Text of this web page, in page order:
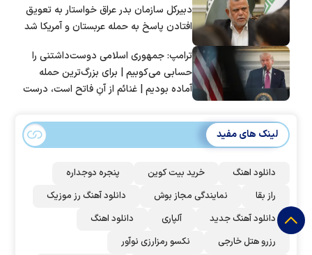
دبیرکل سازمان بدر عراق خواستار به تعویق
افتادن پاسخ به حمله عربستان و آمریکا شد
ترامپ: جمهوری اسلامی دوست‌داشتنی را
حسابی می‌کوبیم | برای بزرگ‌ترین حمله
آماده بودیم | غنائم از آنِ فاتح است، درست
لینک های مفید
دانلود اهنگ خرید بیت کوین
پنجره دوجداره
راز بقا
نمایندگی مجاز بوش
دانلود آهنگ رز‌ موزیک
دانلود آهنگ جدید
آلپاری
دانلود اهنگ
رزرو هتل خارجی
نکسو رمزارزی نوآور